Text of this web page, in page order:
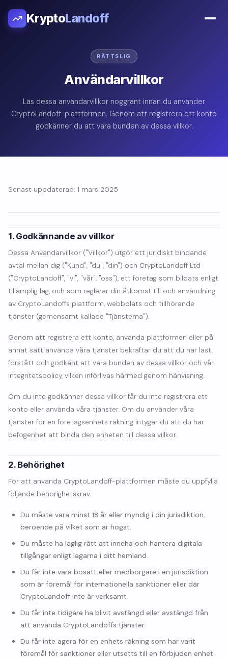
KryptoLandoff
RÄTTSLIG
Användarvillkor
Läs dessa användarvillkor noggrant innan du använder
CryptoLandoff-plattformen. Genom att registrera ett konto
godkänner du att vara bunden av dessa villkor.
Senast uppdaterad: 1 mars 2025
1. Godkännande av villkor
Dessa Användarvillkor ("Villkor") utgör ett juridiskt bindande
avtal mellan dig ("Kund", "du", "din") och CryptoLandoff Ltd
("CryptoLandoff", "vi", "vår", "oss"), ett företag som bildats enligt
tillämplig lag, och som reglerar din åtkomst till och användning
av CryptoLandoffs plattform, webbplats och tillhörande
tjänster (gemensamt kallade "Tjänsterna").
Genom att registrera ett konto, använda plattformen eller på
annat sätt använda våra tjänster bekräftar du att du har läst,
förstått och godkänt att vara bunden av dessa villkor och vår
integritetspolicy, vilken införlivas härmed genom hänvisning.
Om du inte godkänner dessa villkor får du inte registrera ett
konto eller använda våra tjänster. Om du använder våra
tjänster för en företagsenhets räkning intygar du att du har
befogenhet att binda den enheten till dessa villkor.
2. Behörighet
För att använda CryptoLandoff-plattformen måste du uppfylla
följande behörighetskrav:
Du måste vara minst 18 år eller myndig i din jurisdiktion,
beroende på vilket som är högst.
Du måste ha laglig rätt att inneha och hantera digitala
tillgångar enligt lagarna i ditt hemland.
Du får inte vara bosatt eller medborgare i en jurisdiktion
som är föremål för internationella sanktioner eller där
CryptoLandoff inte är verksamt.
Du får inte tidigare ha blivit avstängd eller avstängd från
att använda CryptoLandoffs tjänster.
Du får inte agera för en enhets räkning som har varit
föremål för sanktioner eller utsetts till en förbjuden enhet